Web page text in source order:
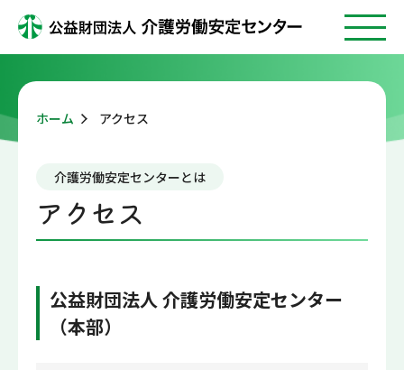
ホーム アクセス
介護労働安定センターとは
アクセス
公益財団法人 介護労働安定センター
（本部）